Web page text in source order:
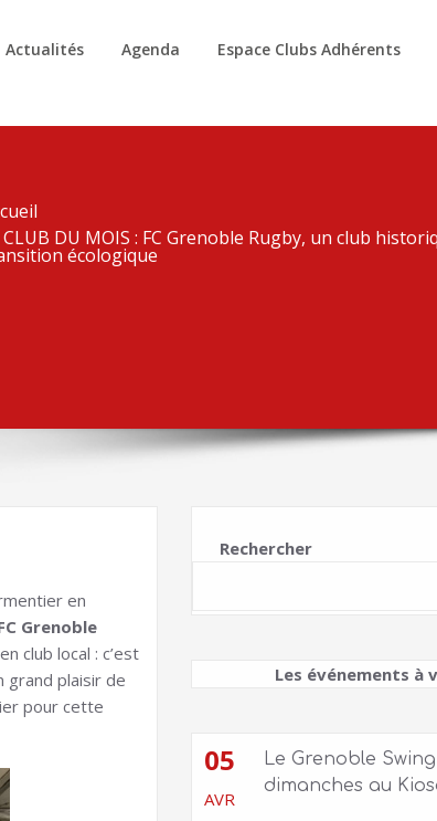
Actualités Agenda Espace Clubs Adhérents
CLUB DU MOIS : FC Grenoble Rugby, un club
écologique
en
Grenoble
club local : c’est
grand plaisir de
pour cette
Rechercher
Les événements à
05
AVR
Le Grenoble
dimanches au